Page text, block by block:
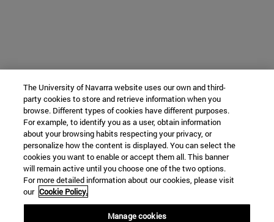
The University of Navarra website uses our own and third-
party cookies to store and retrieve information when you
browse. Different types of cookies have different purposes.
For example, to identify you as a user, obtain information
about your browsing habits respecting your privacy, or
personalize how the content is displayed. You can select the
cookies you want to enable or accept them all. This banner
will remain active until you choose one of the two options.
For more detailed information about our cookies, please visit
our Cookie Policy.
Manage cookies